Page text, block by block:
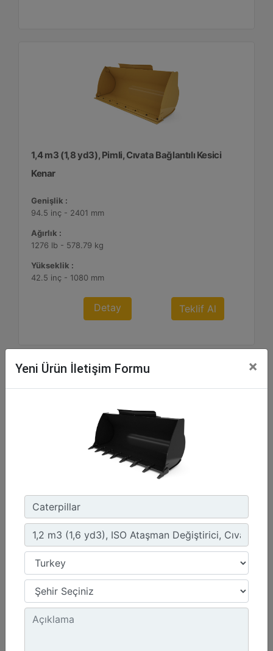
1,4 m3 (1,8 yd3), Pimli, Cıvata Bağlantılı Kesici
Kenar
Genişlik :
94.5 inç - 2401 mm
Ağırlık :
1276 lb - 578.79 kg
Yükseklik :
42.5 inç - 1080 mm
Detay Teklif Al
1,4 m3 (1,8 yd3), IT Ataşman Değiştirici, Cıvata
Genişlik :
95.6 inç - 2429 mm
Ağırlık :
1173.1 lb - 532.09 kg
Yükseklik :
43 inç - 1093 mm
Yeni Ürün İletişim Formu ×